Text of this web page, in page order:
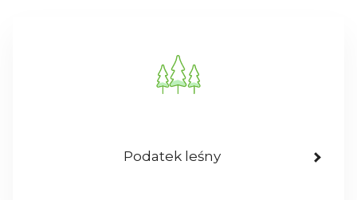
Podatek leśny